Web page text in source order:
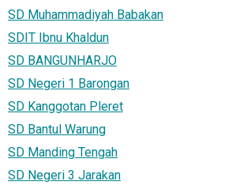
SD Muhammadiyah Babakan
SDIT Ibnu Khaldun
SD BANGUNHARJO
SD Negeri 1 Barongan
SD Kanggotan Pleret
SD Bantul Warung
SD Manding Tengah
SD Negeri 3 Jarakan